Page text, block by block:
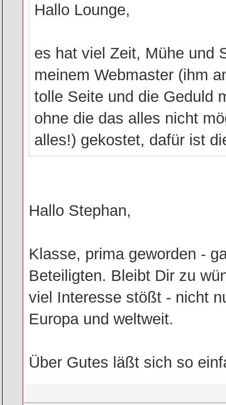
Hallo Lounge,
es hat viel Zeit, Mühe und
meinem Webmaster (ihm
tolle Seite und die Geduld
ohne die das alles nicht
alles!) gekostet, dafür ist
Hallo Stephan,
Klasse, prima geworden -
Beteiligten. Bleibt Dir zu
viel Interesse stößt - nicht
Europa und weltweit.
Über Gutes läßt sich so